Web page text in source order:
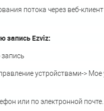
потока через веб-
запись Ezviz:
устройствами-> Мое
или по электронной почте.